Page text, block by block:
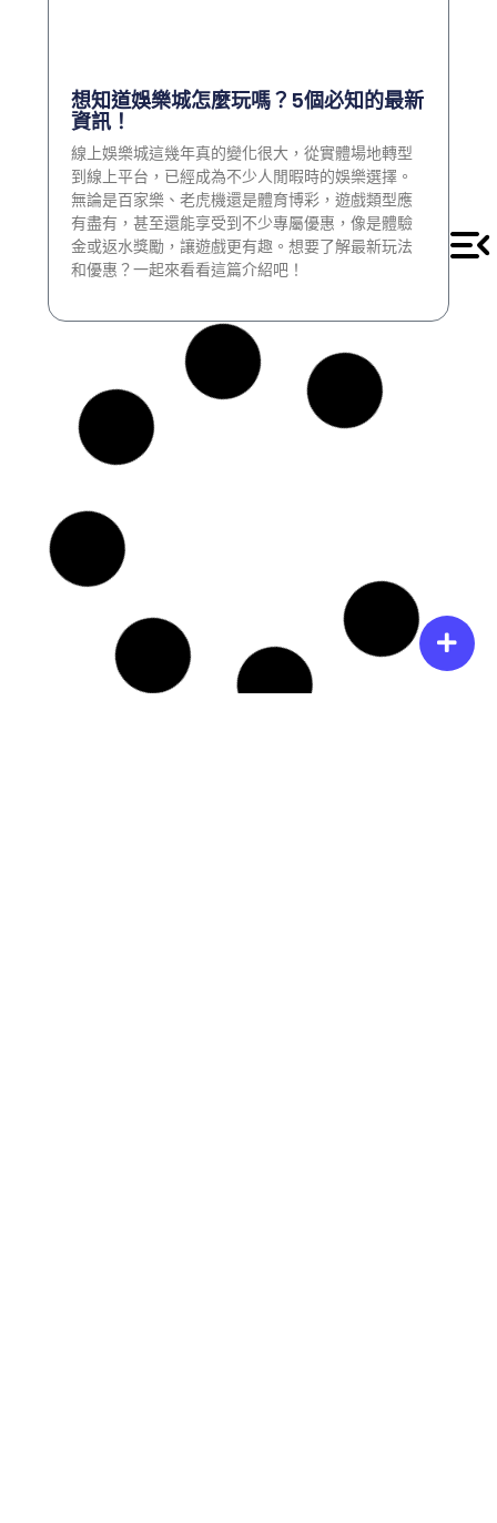
想知道娛樂城怎麼玩嗎？5個必知的最新
資訊！
線上娛樂城這幾年真的變化很大，從實體場地轉型
到線上平台，已經成為不少人閒暇時的娛樂選擇。
無論是百家樂、老虎機還是體育博彩，遊戲類型應
有盡有，甚至還能享受到不少專屬優惠，像是體驗
金或返水獎勵，讓遊戲更有趣。想要了解最新玩法
和優惠？一起來看看這篇介紹吧！